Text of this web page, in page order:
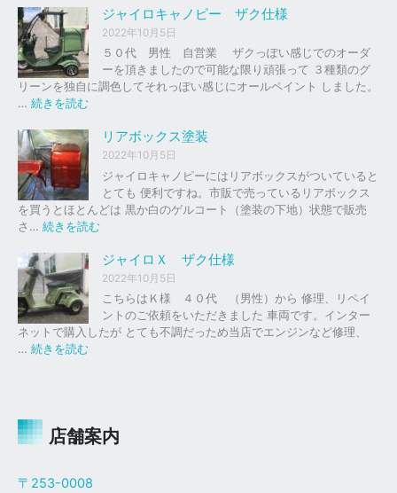
イ
ク
車
下
、
買
取
を
は
ま
し
た
。
ャ
イ
ロ
ッ
ド
ッ
ド
ジャイロキャノピー ザク仕様
2022年10月5日
５０代 男性 自営業 ザクっぽい感じでのオーダ
ーを頂きましたので可能な限り頑張って ３種類のグ
リーンを独自に調色してそれっぽい感じにオールペイント しました。
… 続きを読む
イ
ロ
キ
ャ
ノ
ピ
ー
ザ
ク
仕
様
リアボックス塗装
2022年10月5日
ジャイロキャノピーにはリアボックスがついていると
とても 便利ですね。市販で売っているリアボックス
を買うとほとんどは 黒か白のゲルコート（塗装の下地）状態で販売
さ… 続きを読む
ア
ボ
ッ
ク
ス
ジャイロＸ ザク仕様
2022年10月5日
こちらはＫ様 ４０代 （男性）から 修理、リペイ
ントのご依頼をいただきました 車両です。インター
ネットで購入したが とても不調だっため当店でエンジンなど修理、
… 続きを読む
Ｘ
ク
店舗案内
〒253-0008